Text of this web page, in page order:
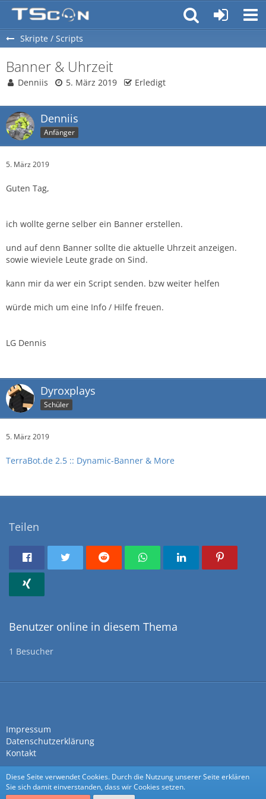
Skripte / Scripts
Banner & Uhrzeit
Denniis 5. März 2019 Erledigt
Denniis
Anfänger
5. März 2019
Guten Tag,
ich wollte gerne selber ein Banner erstellen.
und auf denn Banner sollte die aktuelle Uhrzeit anzeigen.
sowie wieviele Leute grade on Sind.
kann mir da wer ein Script senden. bzw weiter helfen
würde mich um eine Info / Hilfe freuen.
LG Dennis
Dyroxplays
Schüler
5. März 2019
TerraBot.de 2.5 :: Dynamic-Banner & More
Teilen
Benutzer online in diesem Thema
1 Besucher
Impressum
Datenschutzerklärung
Kontakt
Diese Seite verwendet Cookies. Durch die Nutzung unserer Seite erklären
Sie sich damit einverstanden, dass wir Cookies setzen.